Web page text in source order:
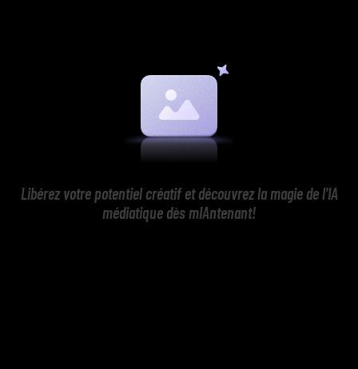
Libérez votre potentiel créatif et découvrez la magie de l'IA
médiatique dès mIAntenant!